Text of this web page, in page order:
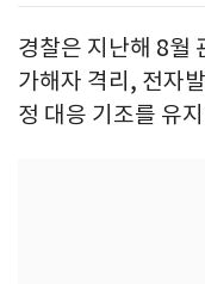
경찰은 지난해 8월
가해자 격리, 전자
정 대응 기조를 유